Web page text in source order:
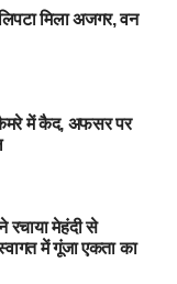
लिपटा मिला अजगर, वन
कैमरे में कैद, अफसर पर
रचाया मेहंदी से
में गूंजा एकता का